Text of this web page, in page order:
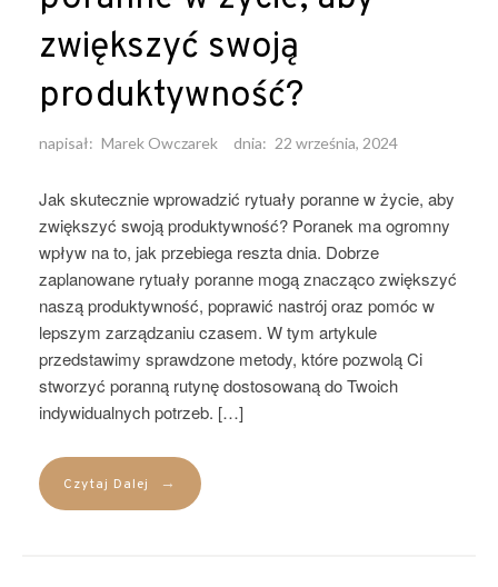
zwiększyć swoją
produktywność?
napisał: Marek Owczarek dnia: 22 września, 2024
Jak skutecznie wprowadzić rytuały poranne w życie, aby
zwiększyć swoją produktywność? Poranek ma ogromny
wpływ na to, jak przebiega reszta dnia. Dobrze
zaplanowane rytuały poranne mogą znacząco zwiększyć
naszą produktywność, poprawić nastrój oraz pomóc w
lepszym zarządzaniu czasem. W tym artykule
przedstawimy sprawdzone metody, które pozwolą Ci
stworzyć poranną rutynę dostosowaną do Twoich
indywidualnych potrzeb. […]
Czytaj Dalej →